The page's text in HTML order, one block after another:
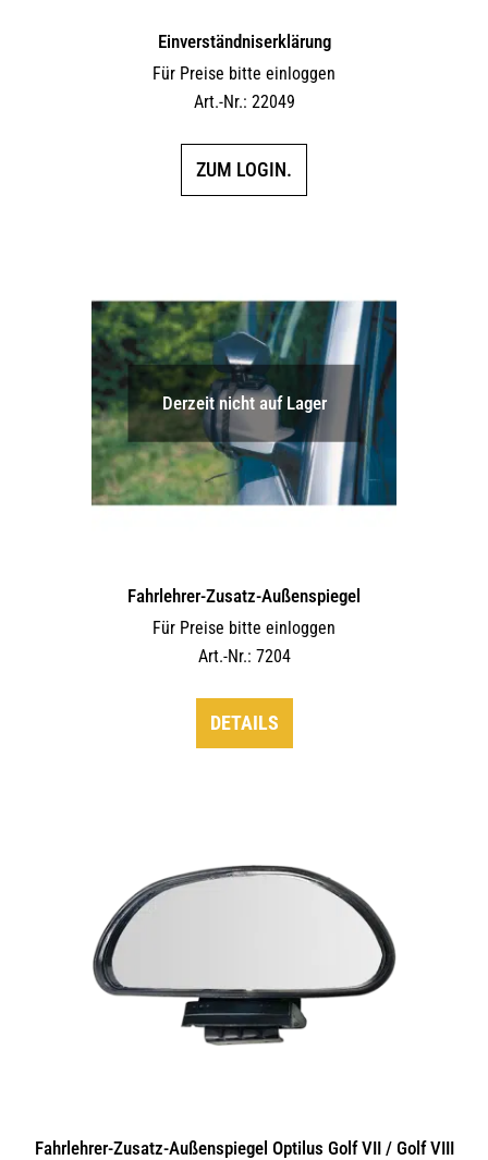
Einverständniserklärung
Für Preise bitte einloggen
Art.-Nr.: 22049
ZUM LOGIN.
Derzeit nicht auf Lager
Fahrlehrer-Zusatz-Außen­spiegel
Für Preise bitte einloggen
Art.-Nr.: 7204
DETAILS
Fahrlehrer-Zusatz-Außen­spiegel Optilus Golf VII / Golf VIII